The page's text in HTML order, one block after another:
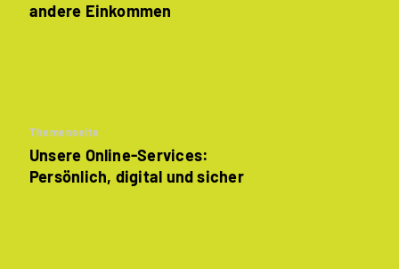
andere Einkommen
Themenseite
Unsere Online-Services:
Persönlich, digital und sicher